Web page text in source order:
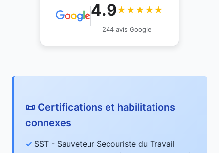
4.9★★★★★
244 avis Google
📜 Certifications et habilitations
connexes
SST - Sauveteur Secouriste du Travail